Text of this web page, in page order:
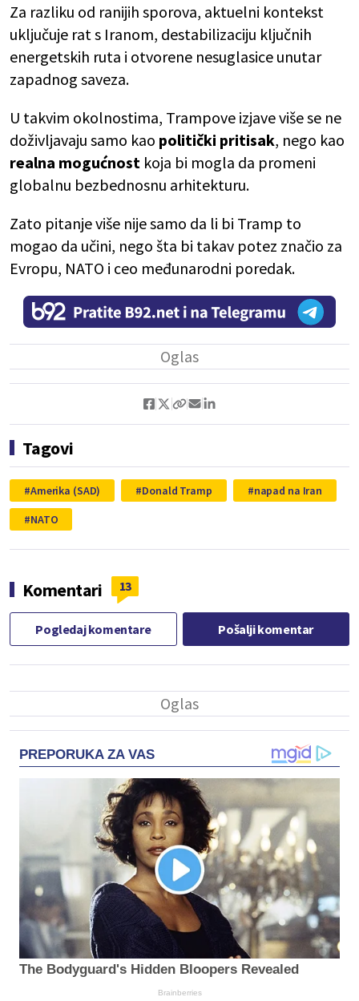
Za razliku od ranijih sporova, aktuelni kontekst
uključuje rat s Iranom, destabilizaciju ključnih
energetskih ruta i otvorene nesuglasice unutar
zapadnog saveza.
U takvim okolnostima, Trampove izjave više se ne
doživljavaju samo kao politički pritisak, nego kao
realna mogućnost koja bi mogla da promeni
globalnu bezbednosnu arhitekturu.
Zato pitanje više nije samo da li bi Tramp to
mogao da učini, nego šta bi takav potez značio za
Evropu, NATO i ceo međunarodni poredak.
Tagovi
Amerika (SAD) Donald Tramp
napad na Iran
NATO
Komentari 13
Pogledaj komentare Pošalji komentar
PREPORUKA ZA VAS
The Bodyguard's Hidden Bloopers Revealed
Brainberries